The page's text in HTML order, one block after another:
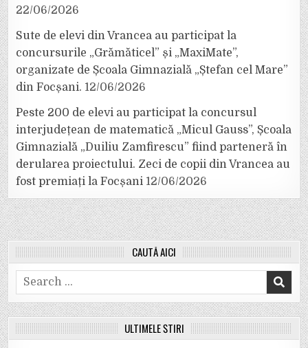
22/06/2026
Sute de elevi din Vrancea au participat la
concursurile „Grămăticel” și „MaxiMate”,
organizate de Școala Gimnazială „Ștefan cel Mare”
din Focșani. 12/06/2026
Peste 200 de elevi au participat la concursul
interjudețean de matematică „Micul Gauss”, Școala
Gimnazială „Duiliu Zamfirescu” fiind parteneră în
derularea proiectului. Zeci de copii din Vrancea au
fost premiați la Focșani 12/06/2026
CAUTĂ AICI
Search
for:
ULTIMELE ȘTIRI